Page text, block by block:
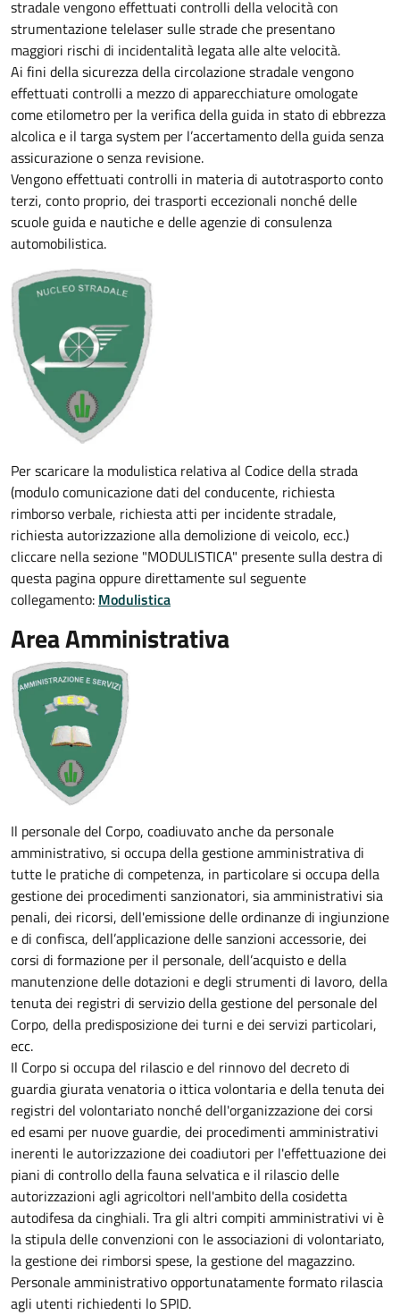
stradale vengono effettuati controlli della velocità con
strumentazione telelaser sulle strade che presentano
maggiori rischi di incidentalità legata alle alte velocità.
Ai fini della sicurezza della circolazione stradale vengono
effettuati controlli a mezzo di apparecchiature omologate
come etilometro per la verifica della guida in stato di ebbrezza
alcolica e il targa system per l’accertamento della guida senza
assicurazione o senza revisione.
Vengono effettuati controlli in materia di autotrasporto conto
terzi, conto proprio, dei trasporti eccezionali nonché delle
scuole guida e nautiche e delle agenzie di consulenza
automobilistica.
Per scaricare la modulistica relativa al Codice della strada
(modulo comunicazione dati del conducente, richiesta
rimborso verbale, richiesta atti per incidente stradale,
richiesta autorizzazione alla demolizione di veicolo, ecc.)
cliccare nella sezione "MODULISTICA" presente sulla destra di
questa pagina oppure direttamente sul seguente
collegamento: Modulistica
Area Amministrativa
Il personale del Corpo, coadiuvato anche da personale
amministrativo, si occupa della gestione amministrativa di
tutte le pratiche di competenza, in particolare si occupa della
gestione dei procedimenti sanzionatori, sia amministrativi sia
penali, dei ricorsi, dell'emissione delle ordinanze di ingiunzione
e di confisca, dell’applicazione delle sanzioni accessorie, dei
corsi di formazione per il personale, dell’acquisto e della
manutenzione delle dotazioni e degli strumenti di lavoro, della
tenuta dei registri di servizio della gestione del personale del
Corpo, della predisposizione dei turni e dei servizi particolari,
ecc.
Il Corpo si occupa del rilascio e del rinnovo del decreto di
guardia giurata venatoria o ittica volontaria e della tenuta dei
registri del volontariato nonché dell'organizzazione dei corsi
ed esami per nuove guardie, dei procedimenti amministrativi
inerenti le autorizzazione dei coadiutori per l'effettuazione dei
piani di controllo della fauna selvatica e il rilascio delle
autorizzazioni agli agricoltori nell'ambito della cosidetta
autodifesa da cinghiali. Tra gli altri compiti amministrativi vi è
la stipula delle convenzioni con le associazioni di volontariato,
la gestione dei rimborsi spese, la gestione del magazzino.
Personale amministrativo opportunatamente formato rilascia
agli utenti richiedenti lo SPID.